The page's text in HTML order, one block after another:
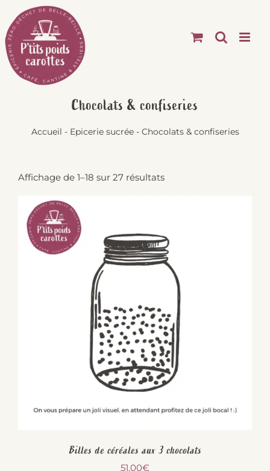
Passer
au
contenu
Chocolats & confiseries
Accueil - Epicerie sucrée- Chocolats & confiseries
Affichage de 1–18 sur 27 résultats
Billes de céréales aux 3 chocolats
51,00€